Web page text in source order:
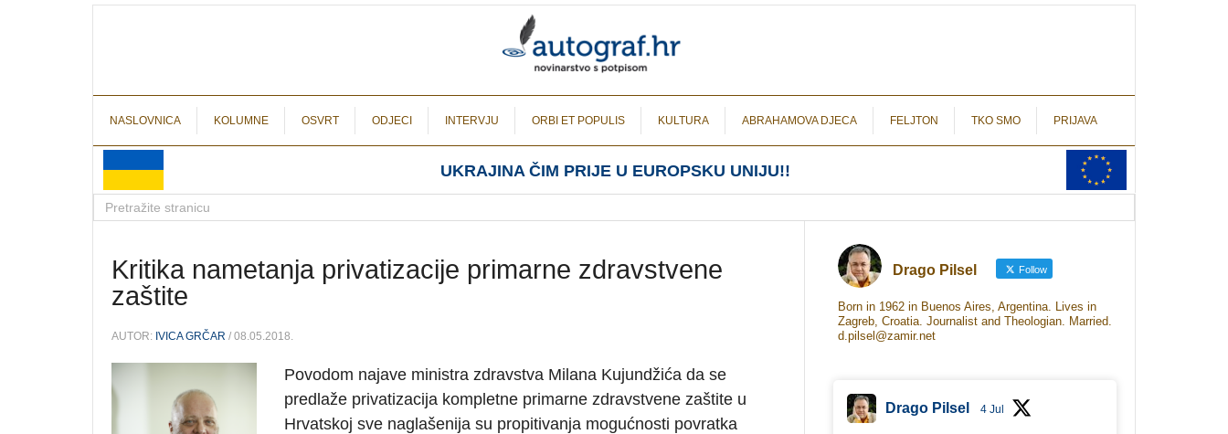
NASLOVNICA KOLUMNE OSVRT ODJECI INTERVJU ORBI ET POPULIS KULTURA ABRAHAMOVA DJECA FELJTON TKO SMO PRIJAVA
UKRAJINA ČIM PRIJE U EUROPSKU UNIJU!!
Kritika nametanja privatizacije primarne zdravstvene
zaštite
AUTOR: IVICA GRČAR / 08.05.2018.
Povodom najave ministra zdravstva Milana Kujundžića da se
predlaže privatizacija kompletne primarne zdravstvene zaštite u
Hrvatskoj sve naglašenija su propitivanja mogućnosti povratka
Drago Pilsel Follow
Born in 1962 in Buenos Aires, Argentina. Lives in
Zagreb, Croatia. Journalist and Theologian. Married.
d.pilsel@zamir.net
Drago Pilsel 4 Jul